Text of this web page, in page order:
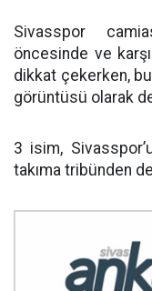
Sivasspor
öncesinde ve
dikkat çekerken,
görüntüsü olarak
3 isim,
takıma tribünden